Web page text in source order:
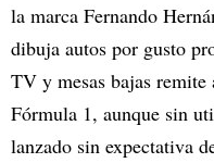
la marca Fernando
dibuja autos por gusto
TV y mesas bajas remite
Fórmula 1, aunque sin
lanzado sin expectativa